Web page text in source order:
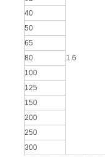
1.6
40
50
65
80
100
125
150
200
250
300